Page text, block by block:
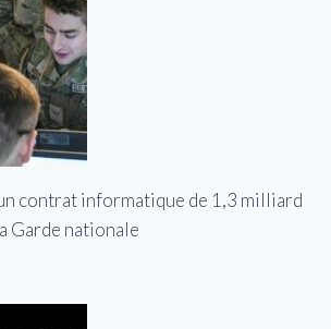
contrat informatique de 1,3 milliard
Garde nationale